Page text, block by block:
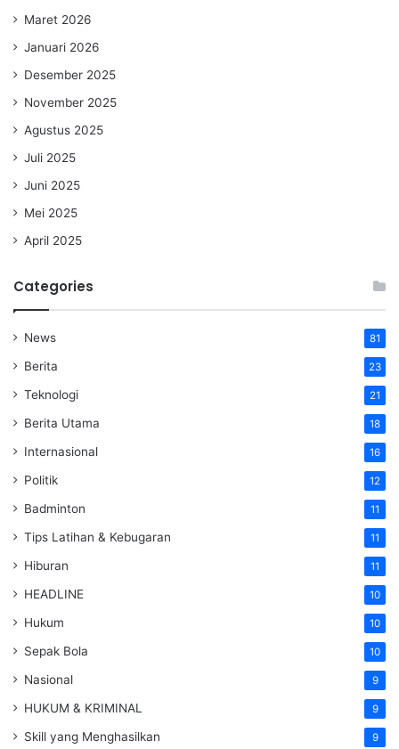
Maret 2026
Januari 2026
Desember 2025
November 2025
Agustus 2025
Juli 2025
Juni 2025
Mei 2025
April 2025
Categories
News 81
Berita 23
Teknologi 21
Berita Utama 18
Internasional 16
Politik 12
Badminton 11
Tips Latihan & Kebugaran 11
Hiburan 11
HEADLINE 10
Hukum 10
Sepak Bola 10
Nasional 9
HUKUM & KRIMINAL 9
Skill yang Menghasilkan 9